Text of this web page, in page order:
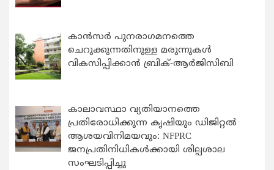
കാന്‍സര്‍ പുനരാഗമനത്തെ
ചെറുക്കുന്നതിനുള്ള മരുന്നുകള്‍
വികസിപ്പിക്കാന്‍ ബ്രിക്-ആര്‍ജിസിബി
കാലാവസ്ഥാ വ്യതിയാനത്തെ
പ്രതിരോധിക്കുന്ന കൃഷിയും ഡിജിറ്റൽ
ആശയവിനിമയവും: NFPRC
ജനപ്രതിനിധികൾക്കായി ശില്പശാല
സംഘടിപ്പിച്ചു